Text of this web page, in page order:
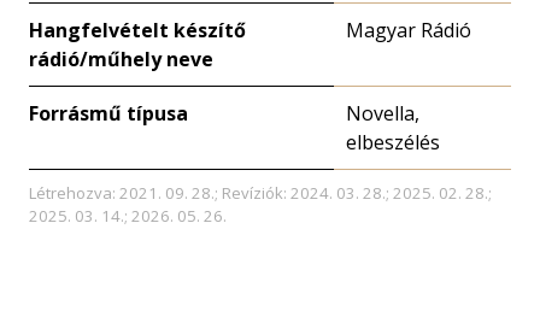
Hangfelvételt készítő
rádió/műhely neve
Magyar Rádió
Forrásmű típusa
Novella,
elbeszélés
Létrehozva: 2021. 09. 28.; Revíziók: 2024. 03. 28.; 2025. 02. 28.;
2025. 03. 14.; 2026. 05. 26.